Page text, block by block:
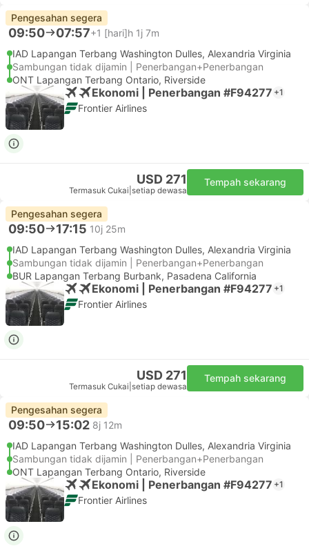
Pengesahan segera
09:50 07:57+1 [hari]h 1j 7m
IAD Lapangan Terbang Washington Dulles, Alexandria Virginia
Sambungan tidak dijamin | Penerbangan+Penerbangan
ONT Lapangan Terbang Ontario, Riverside
Ekonomi | Penerbangan #F94277 +1
Frontier Airlines
USD 271
Termasuk Cukai setiap dewasa
Tempah sekarang
Pengesahan segera
09:50 17:15 10j 25m
IAD Lapangan Terbang Washington Dulles, Alexandria Virginia
Sambungan tidak dijamin | Penerbangan+Penerbangan
BUR Lapangan Terbang Burbank, Pasadena California
Ekonomi | Penerbangan #F94277 +1
Frontier Airlines
USD 271
Termasuk Cukai setiap dewasa
Tempah sekarang
Pengesahan segera
09:50 15:02 8j 12m
IAD Lapangan Terbang Washington Dulles, Alexandria Virginia
Sambungan tidak dijamin | Penerbangan+Penerbangan
ONT Lapangan Terbang Ontario, Riverside
Ekonomi | Penerbangan #F94277 +1
Frontier Airlines